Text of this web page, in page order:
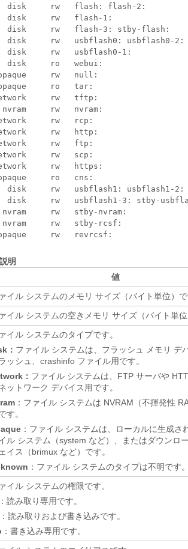
disk     rw   flash: flash-2:
disk     rw   flash-1:
disk     rw   flash-3: stby-flash:
disk     rw   usbflash0: usbflash0-2:
disk     rw   usbflash0-1:
disk     ro   webui:
rw   null:
ro   tar:
rw   tftp:
rw   nvram:
rw   rcp:
rw   http:
rw   ftp:
rw   scp:
rw   https:
ro   cns:
disk     rw   usbflash1: usbflash1-2:
disk     rw   usbflash1-3: stby-
rw   stby-nvram:
rw   stby-rcsf:
明
値
イル システムのメモリ サイズ（バイト単位）で
イル システムの空きメモリ サイズ（バイト単位
イル システムのタイプです。
： ファイル システムは、フラッシュ メモリ デ
ッシュ、crashinfo ファイル用です。
： ファイル システムは、FTP サーバや
ットワーク デバイス用です。
：ファイル システムは NVRAM（不揮発性
す。
：ファイル システムは、ローカルに生成さ
ル システム（system など）、またはダウンロ
イス（brimux など）です。
：ファイル システムのタイプは不明です。
イル システムの権限です。
：読み取り専用です。
：読み取りおよび書き込みです。
：書き込み専用です。